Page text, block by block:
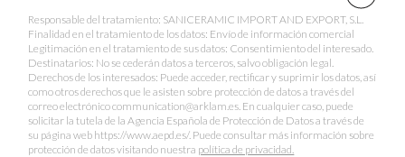
Responsable del tratamiento: SANICERAMIC IMPORT AND EXPORT, S.L.
Finalidad en el tratamiento de los datos: Envío de información comercial
Legitimación en el tratamiento de sus datos: Consentimiento del interesado.
Destinatarios: No se cederán datos a terceros, salvo obligación legal.
Derechos de los interesados: Puede acceder, rectificar y suprimir los datos, así
como otros derechos que le asisten sobre protección de datos a través del
correo electrónico communication@arklam.es. En cualquier caso, puede
solicitar la tutela de la Agencia Española de Protección de Datos a través de
su página web https://www.aepd.es/. Puede consultar más información sobre
protección de datos visitando nuestra política de privacidad.